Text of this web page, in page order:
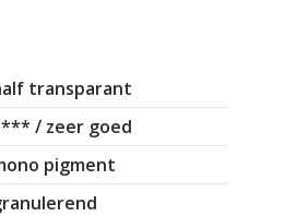
transparant
/ zeer goed
pigment